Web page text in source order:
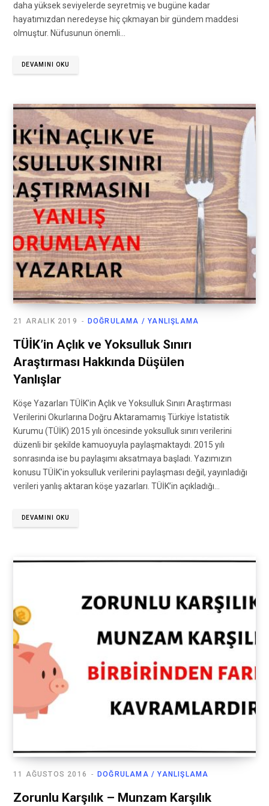
daha yüksek seviyelerde seyretmiş ve bugüne kadar
hayatımızdan neredeyse hiç çıkmayan bir gündem maddesi
olmuştur. Nüfusunun önemli…
DEVAMINI OKU
DOĞRULAMA / YANLIŞLAMA
21 ARALIK 2019
TÜİK’in Açlık ve Yoksulluk Sınırı
Araştırması Hakkında Düşülen
Yanlışlar
Köşe Yazarları TÜİK’in Açlık ve Yoksulluk Sınırı Araştırması
Verilerini Okurlarına Doğru Aktaramamış Türkiye İstatistik
Kurumu (TÜİK) 2015 yılı öncesinde yoksulluk sınırı verilerini
düzenli bir şekilde kamuoyuyla paylaşmaktaydı. 2015 yılı
sonrasında ise bu paylaşımı aksatmaya başladı. Yazımızın
konusu TÜİK’in yoksulluk verilerini paylaşması değil, yayınladığı
verileri yanlış aktaran köşe yazarları. TÜİK’in açıkladığı…
DEVAMINI OKU
DOĞRULAMA / YANLIŞLAMA
11 AĞUSTOS 2016
Zorunlu Karşılık – Munzam Karşılık